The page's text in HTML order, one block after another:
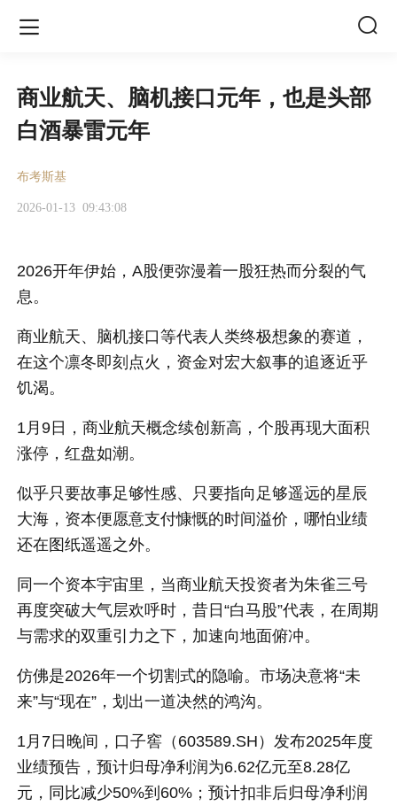
 
商业航天、脑机接口元年，也是头部
白酒暴雷元年
布考斯基
2026-01-13 09:43:08
2026开年伊始，A股便弥漫着一股狂热而分裂的气
息。
商业航天、脑机接口等代表人类终极想象的赛道，
在这个凛冬即刻点火，资金对宏大叙事的追逐近乎
饥渴。
1月9日，商业航天概念续创新高，个股再现大面积
涨停，红盘如潮。
似乎只要故事足够性感、只要指向足够遥远的星辰
大海，资本便愿意支付慷慨的时间溢价，哪怕业绩
还在图纸遥遥之外。
同一个资本宇宙里，当商业航天投资者为朱雀三号
再度突破大气层欢呼时，昔日“白马股”代表，在周期
与需求的双重引力之下，加速向地面俯冲。
仿佛是2026年一个切割式的隐喻。市场决意将“未
来”与“现在”，划出一道决然的鸿沟。
1月7日晚间，口子窖（603589.SH）发布2025年度
业绩预告，预计归母净利润为6.62亿元至8.28亿
元，同比减少50%到60%；预计扣非后归母净利润